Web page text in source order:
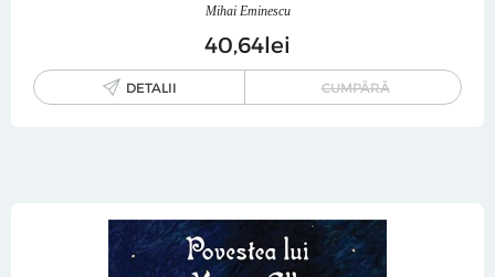
Mihai Eminescu
40 64lei
DETALII CUMPĂRĂ